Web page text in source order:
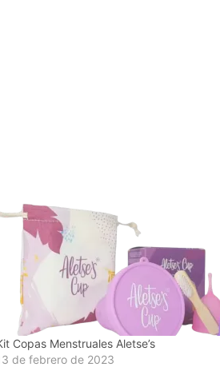
Copas Menstruales Aletse’s
de febrero de 2023